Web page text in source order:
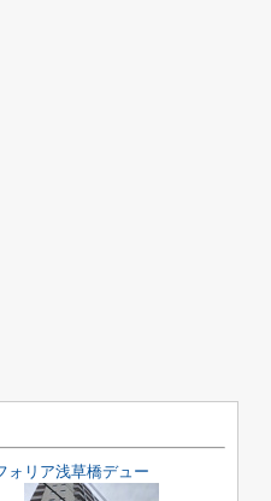
ォリア浅草橋デュー